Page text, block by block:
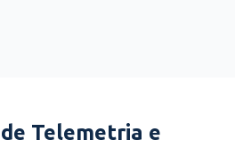
Telemetria e